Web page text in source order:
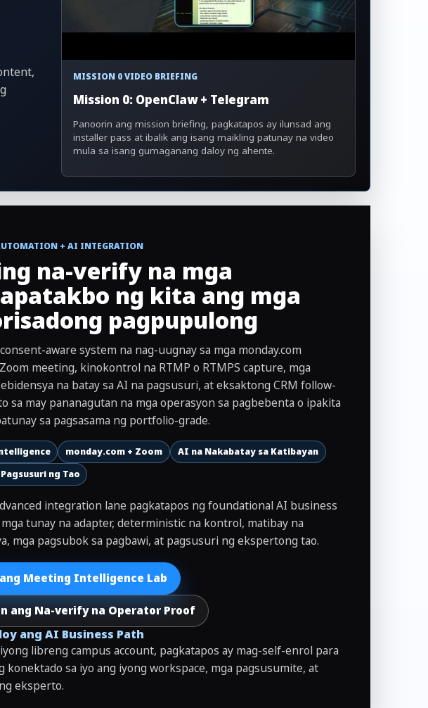
MISSION 0 VIDEO BRIEFING
Mission 0: OpenClaw + Telegram
Panoorin ang mission briefing, pagkatapos ay ilunsad ang
installer pass at ibalik ang isang maikling patunay na video
mula sa isang gumaganang daloy ng ahente.
+ AI INTEGRATION
na-verify na mga
ng kita ang mga
pagpupulong
aware system na nag-uugnay sa mga monday.com
meeting, kinokontrol na RTMP o RTMPS capture, mga
na batay sa AI na pagsusuri, at eksaktong CRM follow-
sa may pananagutan na mga operasyon sa pagbebenta o ipakita
sa pagsasama ng portfolio-grade.
monday.com + Zoom
AI na Nakabatay sa Katibayan
ng Tao
integration lane pagkatapos ng foundational AI business
tunay na adapter, deterministic na kontrol, matibay na
mga pagsubok sa pagbawi, at pagsusuri ng ekspertong tao.
Meeting Intelligence Lab
ang Na-verify na Operator Proof
ang AI Business Path
libreng campus account, pagkatapos ay mag-self-enrol para
konektado sa iyo ang iyong workspace, mga pagsusumite, at
eksperto.